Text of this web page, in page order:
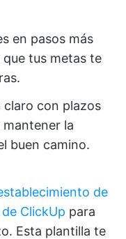
en pasos más
tus metas te
claro con plazos
mantener la
buen camino.
de
ClickUp para
Esta plantilla te